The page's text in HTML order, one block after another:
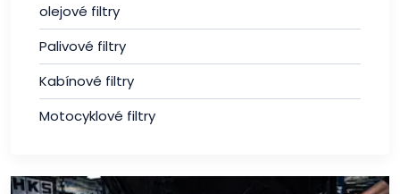
olejové filtry
Palivové filtry
Kabínové filtry
Motocyklové filtry